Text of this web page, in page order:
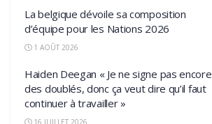
La belgique dévoile sa composition
d’équipe pour les Nations 2026
1 AOÛT 2026
Haiden Deegan « Je ne signe pas encore
des doublés, donc ça veut dire qu’il faut
continuer à travailler »